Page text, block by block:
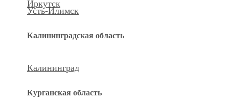
Иркутск
Усть-Илимск
Калининградская область
Калининград
Курганская область